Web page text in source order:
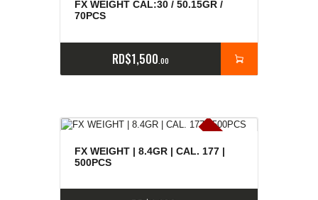
FX WEIGHT CAL:30 / 50.15GR /
70PCS
RD$1,500 00
E
x
is
t
e
n
c
ia
s
a
g
o
t
a
d
a
s
FX WEIGHT | 8.4GR | CAL. 177 |
500PCS